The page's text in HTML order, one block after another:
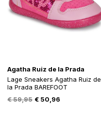
Agatha Ruiz de la Prada
Lage Sneakers Agatha Ruiz de
la Prada BAREFOOT
€59,95 Oorspronkelijke
€ 50,96